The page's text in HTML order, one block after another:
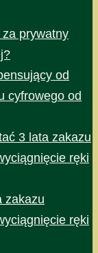
za prywatny
od
cyfrowego od
3 lata zakazu
ręki
zakazu
ręki